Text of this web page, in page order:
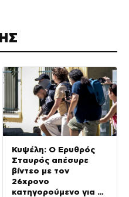
Κυψέλη: Ο Ερυθρός
Σταυρός απέσυρε
βίντεο με τον
26χρονο
κατηγορούμενο για τη